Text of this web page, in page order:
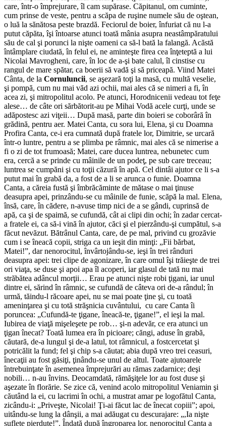
care, într-o împrejurare, îl cam supărase. Că­pitanul, om cuminte,
cum prinse de veste, pentru a scăpa de ru­şine numele său de oştean,
o luă la sănătosa peste brazdă. Feciorul de boier, înfuriat că nu l-a
putut căpăta, îşi întoarse atunci toată mânia asupra neas­tâmpăratului
său de cal şi po­runci la nişte oameni ca să-l bată la falangă. Acăstă
întâmplare ciudată, în felul ei, ne aminteşte firea cea înţeteptă a lui
Nicolai Mavrogheni, care, în loc de a-şi bate calul, îl cin­stise cu
rangul de mare spătar, ca boerii să vadă şi să priceapă. Viind Matei
Cânta, de la Cornuluncii, se aşezară toţi la masă, cu multă veselie,
şi pompă, cum nu mai văd azi ochii, mai ales că se nimeri a fi, în
acea zi, şi mitropolitul acolo. Pe atunci, Horodnicenii vedeau tot feţe
alese… de câte ori sărbătorit-au pe Mihai Vodă acele curţi, unde se
adăpostesc azi viţeii… După masă, parte din boieri se coborâră în
grădină, pentru aer. Matei Canta, cu sora lui, Elena, şi cu Doamna
Pro­fira Canta, ce-i era cumnată după fratele lor, Dimitrie, se urcară
într-o luntre, pentru a se plimba pe râmnic, mai ales că se nimerise a
fi o zi de tot frumoasă; Matei, care ducea luntrea, nebunetec cum
era, cercă a se prinde cu mâinile de un podeţ, pe sub care treceau;
lun­trea se cumpăni şi cu toţii că­zură în apă. Cel dintâi ajutor ce li s-a
putut mai în grabă da, a fost de a li se arunca o funie. Doamna
Canta, a căreia fustă şi îmbrăcăminte de mătase o mai ţinuse
deasupra apei, prinzându-se cu mâinile de funie, scăpă la mal. Elena,
însă, care, în cădere, n-avuse timp nici de a se gândi, cuprinsă de
apă, ca şi de spaimă, se cufundă, cât ai clipi din ochi; în zadar cer­cat-
a fratele ei, ca să-i vină în ajutor, căci şi el pierzându-şi cumpătul, s-a
făcut nevăzut. Bă­trânul Canta, care, de pe mal, privind cu grozăvie
cum i se îneacă copii, striga ca un ieşit din minţi: „Fii bărbat,
Matei!”, dar nenorocitul, învârtojându-se, ieşi în trei rânduri
deasupra apei: trei clipe de agonizare, în care omul îşi trăieşte de trei
ori viaţa, se duse şi apoi apa îl acoperi, iar glasul de tată nu mai
străbătea adâncul morţii… Erau pe atunci nişte robi ţigani, iar unul
dintre ei, sărind în râmnic, se cufundă de câteva ori de-a rândul; în
urmă, tăindu-l răcoare apei, nu se mai poate ţine şi, cu toată
ameninţarea şi cu totă străşnicia cuvântului, cu care Canta îi
poruncea: „Cufundă-te ţigane, îneacă-te, ţigane!”, el ieşi la mal.
Iubirea de viaţă mişeleşete pe rob… şi-n adevăr, ce era atunci un
ţigan înecat? Toată lumea era în picioare; căngi, aduse în grabă,
căutară, de-a lungul şi de-a latul, tot râmnicul, a fostcercetat şi
potricălit la fund; fel şi chip s-a căutat; abia după vreo trei ceasuri,
înecaţii au fost găsiţi, ţinându-se unul de altul. Toate ajutoarele
întrebuinţate în asemenea împrejurări au rămas zadarnice; deşi
nobili… n-au învins. Deocamdată, rămăşiţele lor au fost duse şi
aşezate în florărie. Se zice că, venind acolo mitropolitul Veniamin şi
cău­tând la ei, cu lacrimi în ochi, a mustrat amar pe logofătul Canta,
zicându-i: „Priveşte, Nicolai! Ţi-ai făcut lac de înecat copiii”; apoi,
uitându-se lung la dânşii, a mai adăugat cu descurajare: „,Ia nişte
suflete pierdute!”. Îndată după îngroparea lor, nenorocitul Canta a